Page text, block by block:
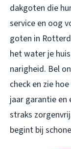
dakgoten die
service en oog
goten in
het water je
narigheid. Bel
check en zie
jaar garantie en
straks
begint bij